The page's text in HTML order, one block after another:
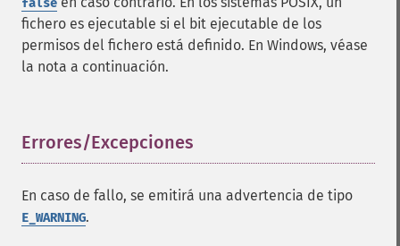
false
fichero es ejecutable si el bit ejecutable de los
permisos del fichero está definido. En Windows, véase
la nota a continuación.
Errores/Excepciones
En caso de fallo, se emitirá una advertencia de tipo
E_WARNING.